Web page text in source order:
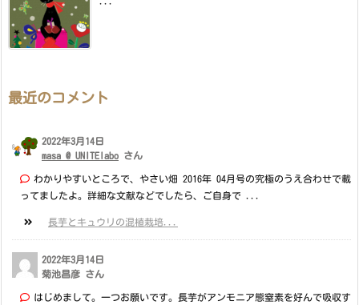
最近のコメント
2022年3月14日
masa @ UNITElabo さん
わかりやすいところで、やさい畑 2016年 04月号の究極のうえ合わせで載
ってましたよ。詳細な文献などでしたら、ご自身で ...
長芋とキュウリの混植栽培...
2022年3月14日
菊池昌彦 さん
はじめまして。一つお願いです。長芋がアンモニア態窒素を好んで吸収す